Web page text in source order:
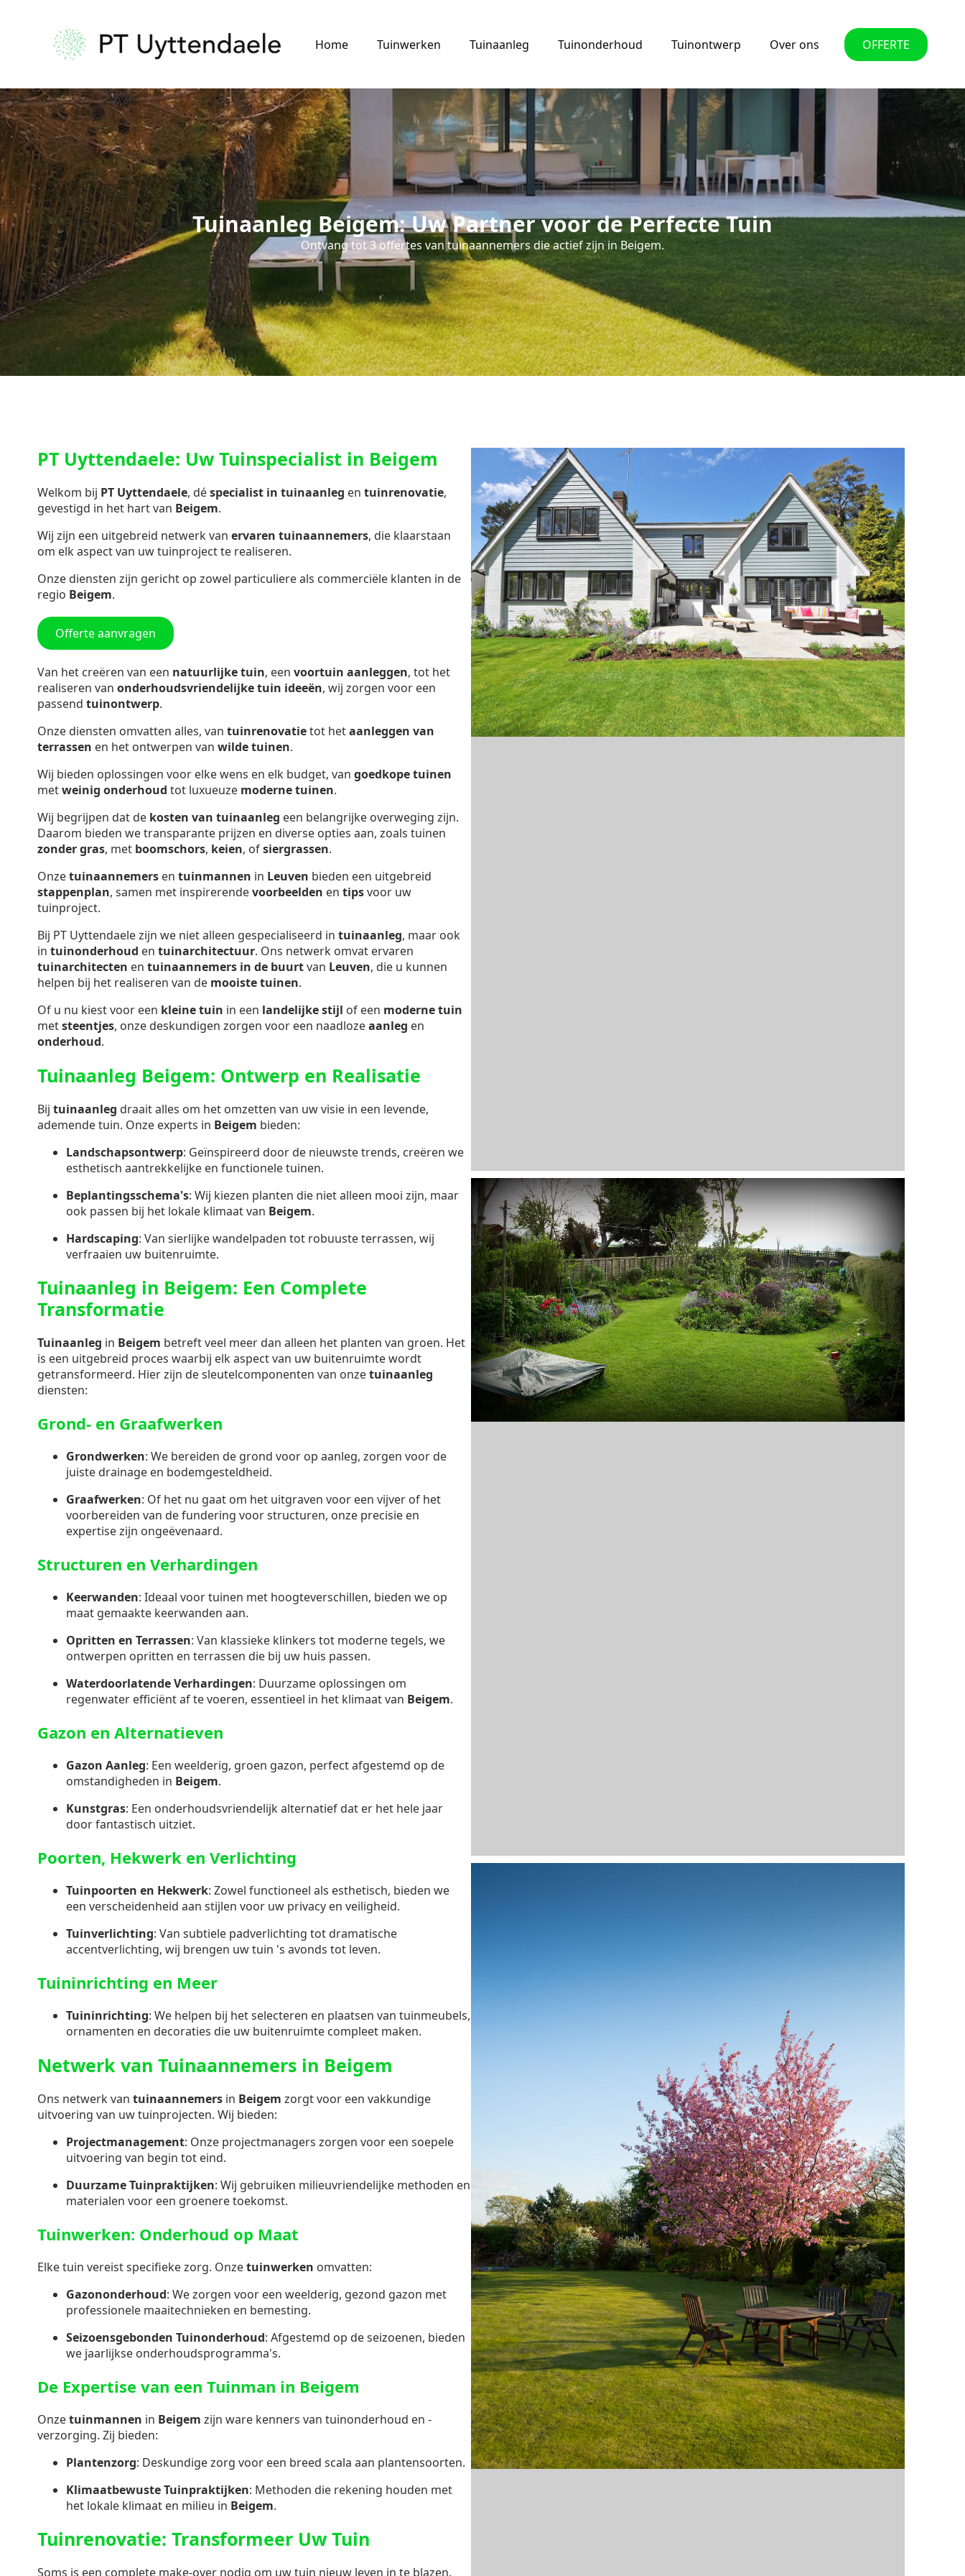
Home Tuinwerken Tuinaanleg Tuinonderhoud Tuinontwerp Over ons OFFERTE
Tuinaanleg Beigem: Uw Partner voor de Perfecte Tuin
Ontvang tot 3 offertes van tuinaannemers die actief zijn in Beigem.
PT Uyttendaele: Uw Tuinspecialist in Beigem
Welkom bij PT Uyttendaele, déspecialist in tuinaanleg en tuinrenovatie,
gevestigd in het hart van Beigem.
Wij zijn een uitgebreid netwerk van ervaren tuinaannemers, die klaarstaan
om elk aspect van uw tuinproject te realiseren.
Onze diensten zijn gericht op zowel particuliere als commerciële klanten in de
regio Beigem.
Offerte aanvragen
Van het creëren van een natuurlijke tuin, een voortuin aanleggen, tot het
realiseren van onderhoudsvriendelijke tuin ideeën, wij zorgen voor een
passend tuinontwerp.
Onze diensten omvatten alles, van tuinrenovatietot hetaanleggen van
terrassen en het ontwerpen van wilde tuinen.
Wij bieden oplossingen voor elke wens en elk budget, van goedkope tuinen
metweinig onderhoud tot luxueuze moderne tuinen.
Wij begrijpen dat de kosten van tuinaanleg een belangrijke overweging zijn.
Daarom bieden we transparante prijzen en diverse opties aan, zoals tuinen
zonder gras, met boomschors, keien, ofsiergrassen.
Onzetuinaannemers en tuinmannen in Leuven bieden een uitgebreid
stappenplan, samen met inspirerendevoorbeelden en tipsvoor uw
tuinproject.
Bij PT Uyttendaele zijn we niet alleen gespecialiseerd in tuinaanleg, maar ook
in tuinonderhoud en tuinarchitectuur. Ons netwerk omvat ervaren
tuinarchitecten en tuinaannemers in de buurtvan Leuven, die u kunnen
helpen bij het realiseren van de mooiste tuinen.
Of u nu kiest voor een kleine tuin in een landelijke stijl of een moderne tuin
metsteentjes, onze deskundigen zorgen voor een naadlozeaanleg en
onderhoud.
Tuinaanleg Beigem: Ontwerp en Realisatie
Bij tuinaanleg draait alles om het omzetten van uw visie in een levende,
ademende tuin. Onze experts in Beigem bieden:
Landschapsontwerp: Geïnspireerd door de nieuwste trends, creëren we
esthetisch aantrekkelijke en functionele tuinen.
Beplantingsschema's: Wij kiezen planten die niet alleen mooi zijn, maar
ook passen bij het lokale klimaat van Beigem.
Hardscaping: Van sierlijke wandelpaden tot robuuste terrassen, wij
verfraaien uw buitenruimte.
Tuinaanleg in Beigem: Een Complete
Transformatie
Tuinaanleg in Beigem betreft veel meer dan alleen het planten van groen. Het
is een uitgebreid proces waarbij elk aspect van uw buitenruimte wordt
getransformeerd. Hier zijn de sleutelcomponenten van onzetuinaanleg
diensten:
Grond- en Graafwerken
Grondwerken: We bereiden de grond voor op aanleg, zorgen voor de
juiste drainage en bodemgesteldheid.
Graafwerken: Of het nu gaat om het uitgraven voor een vijver of het
voorbereiden van de fundering voor structuren, onze precisie en
expertise zijn ongeëvenaard.
Structuren en Verhardingen
Keerwanden: Ideaal voor tuinen met hoogteverschillen, bieden we op
maat gemaakte keerwanden aan.
Opritten en Terrassen: Van klassieke klinkers tot moderne tegels, we
ontwerpen opritten en terrassen die bij uw huis passen.
Waterdoorlatende Verhardingen: Duurzame oplossingen om
regenwater efficiënt af te voeren, essentieel in het klimaat van Beigem.
Gazon en Alternatieven
Gazon Aanleg: Een weelderig, groen gazon, perfect afgestemd op de
omstandigheden in Beigem.
Kunstgras: Een onderhoudsvriendelijk alternatief dat er het hele jaar
door fantastisch uitziet.
Poorten, Hekwerk en Verlichting
Tuinpoorten en Hekwerk: Zowel functioneel als esthetisch, bieden we
een verscheidenheid aan stijlen voor uw privacy en veiligheid.
Tuinverlichting: Van subtiele padverlichting tot dramatische
accentverlichting, wij brengen uw tuin 's avonds tot leven.
Tuininrichting en Meer
Tuininrichting: We helpen bij het selecteren en plaatsen van tuinmeubels,
ornamenten en decoraties die uw buitenruimte compleet maken.
Netwerk van Tuinaannemers in Beigem
Ons netwerk van tuinaannemers in Beigem zorgt voor een vakkundige
uitvoering van uw tuinprojecten. Wij bieden:
Projectmanagement: Onze projectmanagers zorgen voor een soepele
uitvoering van begin tot eind.
Duurzame Tuinpraktijken: Wij gebruiken milieuvriendelijke methoden en
materialen voor een groenere toekomst.
Tuinwerken: Onderhoud op Maat
Elke tuin vereist specifieke zorg. Onzetuinwerken omvatten:
Gazononderhoud: We zorgen voor een weelderig, gezond gazon met
professionele maaitechnieken en bemesting.
Seizoensgebonden Tuinonderhoud: Afgestemd op de seizoenen, bieden
we jaarlijkse onderhoudsprogramma's.
De Expertise van een Tuinman in Beigem
Onzetuinmannen in Beigem zijn ware kenners van tuinonderhoud en -
verzorging. Zij bieden:
Plantenzorg: Deskundige zorg voor een breed scala aan plantensoorten.
Klimaatbewuste Tuinpraktijken: Methoden die rekening houden met
het lokale klimaat en milieu in Beigem.
Tuinrenovatie: Transformeer Uw Tuin
Soms is een complete make-over nodig om uw tuin nieuw leven in te blazen.